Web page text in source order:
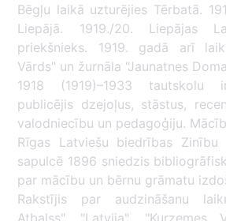
Bēgļu laikā uzturējies Tērbatā.
Liepājā. 1919./20. Liepājas
priekšnieks. 1919. gadā arī
Vārds" un žurnāla "Jaunatnes
1918 (1919)–1933 tautskolu
publicējis dzejoļus, stāstus,
valodniecību un pedagoģiju.
Rīgas Latviešu biedrības Zinību
sapulcē 1896 sniedzis
par mācību un bērnu grāmatu
Rakstījis par audzināšanu